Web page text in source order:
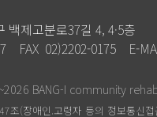
백제고분로37길 4, 4·5층
FAX 02)2202-0175 E-
BANG-I community
조(장애인.고령자 등의 정보통신